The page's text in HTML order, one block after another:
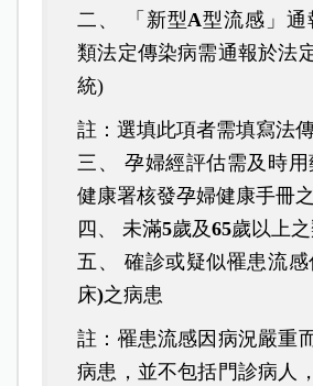
二、 「新型A型流感」通
類法定傳染病需通報於法
統)
註：選填此項者需填寫法
三、 孕婦經評估需及時
健康署核發孕婦健康手冊
四、 未滿5歲及65歲以上
五、 確診或疑似罹患流
床)之病患
註：罹患流感因病況嚴重
病患，並不包括門診病人